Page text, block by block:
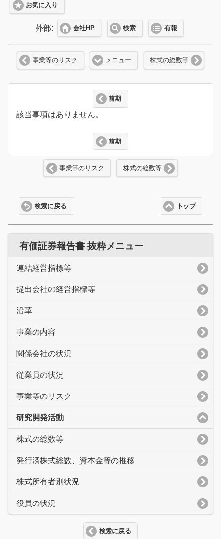
お気に入り
外部: 会社HP 検索 有報
事業等のリスク メニュー 株式の総数等
前期
該当事項はありません。
前期
事業等のリスク 株式の総数等
トップ
検索に戻る
有価証券報告書 抜粋メニュー
連結経営指標等
提出会社の経営指標等
沿革
事業の内容
関係会社の状況
従業員の状況
事業等のリスク
研究開発活動
株式の総数等
発行済株式総数、資本金等の推移
株式所有者別状況
役員の状況
検索に戻る